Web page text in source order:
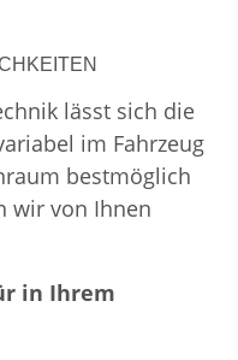
lässt sich die
im Fahrzeug
bestmöglich
wir von Ihnen
in Ihrem